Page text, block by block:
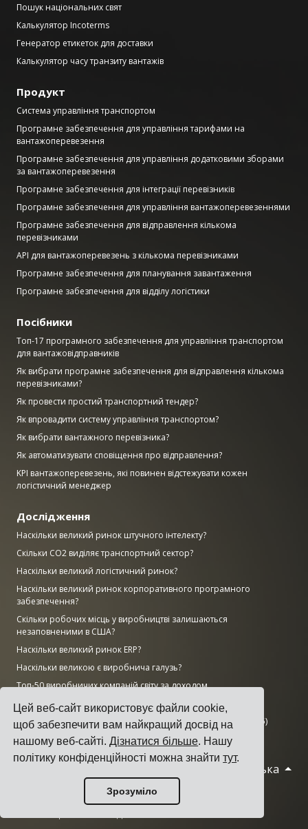
Цей веб-сайт використовує файли cookie,
щоб забезпечити вам найкращий досвід на
нашому веб-сайті.Дізнатися більше. Нашу
політику конфіденційності можна знайтитут.
Зрозуміло
Пошук національних свят
Калькулятор Incoterms
Генератор етикеток для доставки
Калькулятор часу транзиту вантажів
Продукт
Система управління транспортом
Програмне забезпечення для управління тарифами на
вантажоперевезення
Програмне забезпечення для управління додатковими зборами
за вантажоперевезення
Програмне забезпечення для інтеграції перевізників
Програмне забезпечення для управління вантажоперевезеннями
Програмне забезпечення для відправлення кількома
перевізниками
API для вантажоперевезень з кількома перевізниками
Програмне забезпечення для планування завантаження
Програмне забезпечення для відділу логістики
Посібники
Топ-17 програмного забезпечення для управління транспортом
для вантажовідправників
Як вибрати програмне забезпечення для відправлення кількома
перевізниками?
Як провести простий транспортний тендер?
Як впровадити систему управління транспортом?
Як вибрати вантажного перевізника?
Як автоматизувати сповіщення про відправлення?
KPI вантажоперевезень, які повинен відстежувати кожен
логістичний менеджер
Дослідження
Наскільки великий ринок штучного інтелекту?
Скільки CO2 виділяє транспортний сектор?
Наскільки великий логістичний ринок?
Наскільки великий ринок корпоративного програмного
забезпечення?
Скільки робочих місць у виробництві залишаються
незаповненими в США?
Наскільки великий ринок ERP?
Наскільки великою є виробнича галузь?
Топ-50 виробничих компаній світу за доходом
AWS vs Azure vs Google: частка хмарного ринку (2025)
Кількість центрів обробки даних за країнами (листопад 2025)
Українська
Зареєстровано як Cargoson OÜ в Естонії.